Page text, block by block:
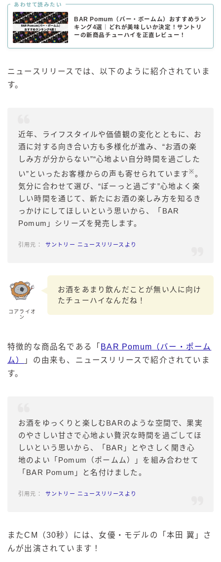
あわせて読みたい
BAR Pomum（バー・ポームム）おすすめラン
キング4選｜どれが美味しいか決定！サントリ
ーの新商品チューハイを正直レビュー！
ニュースリリースでは、以下のように紹介されていま
す。
近年、ライフスタイルや価値観の変化とともに、お
酒に対する向き合い方も多様化が進み、“お酒の楽
しみ方が分からない”“心地よい自分時間を過ごした
い”といったお客様からの声も寄せられています※。
気分に合わせて選び、“ぽーっと過ごす”心地よく楽
しい時間を通じて、新たにお酒の楽しみ方を知るき
っかけにしてほしいという思いから、「BAR
Pomum」シリーズを発売します。
サントリー ニュースリリースより
コアライオ
ン
お酒をあまり飲んだことが無い人に向け
たチューハイなんだね！
特徴的な商品名である「 BAR Pomum（バー・ポーム
ム）
」の由来も、ニュースリリースで紹介されていま
す。
お酒をゆっくりと楽しむBARのような空間で、果実
のやさしい甘さで心地よい贅沢な時間を過ごしてほ
しいという思いから、「BAR」とやさしく聞き心
地のよい「Pomum（ポームム）」を組み合わせて
「BAR Pomum」と名付けました。
サントリー ニュースリリースより
またCM（30秒）には、女優・モデルの「本田 翼」さ
んが出演されています！